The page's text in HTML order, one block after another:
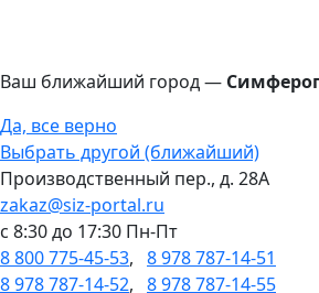
Ваш ближайший город —
Да, все верно
Выбрать другой (ближайший)
Производственный пер., д. 28А
zakaz@siz-portal.ru
c 8:30 до 17:30 Пн-Пт
8 800 775-45-53, 8 978 787-14-51
8 978 787-14-52, 8 978 787-14-55